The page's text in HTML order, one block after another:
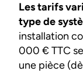
Les tarifs
type de
installation
000 € TTC
une pièce